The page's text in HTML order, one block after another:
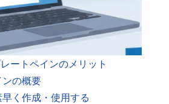
ートペインのメリット
の概要
く作成・使用する